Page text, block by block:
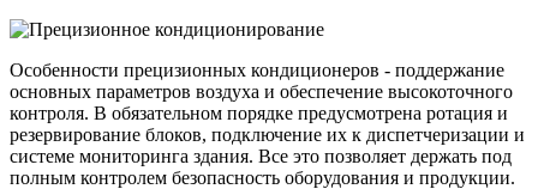
Особенности прецизионных кондиционеров - поддержание
основных параметров воздуха и обеспечение высокоточного
контроля. В обязательном порядке предусмотрена ротация и
резервирование блоков, подключение их к диспетчеризации и
системе мониторинга здания. Все это позволяет держать под
полным контролем безопасность оборудования и продукции.